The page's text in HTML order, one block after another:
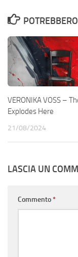
VERONIKA VOSS –
Explodes Here
21/08/2024
LASCIA UN
Commento*